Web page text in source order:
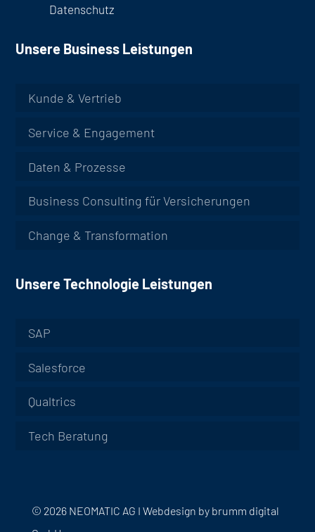
Datenschutz
Unsere Business Leistungen
Kunde & Vertrieb
Service & Engagement
Daten & Prozesse
Business Consulting für Versicherungen
Change & Transformation
Unsere Technologie Leistungen
SAP
Salesforce
Qualtrics
Tech Beratung
© 2026 NEOMATIC AG I Webdesign by brumm digital